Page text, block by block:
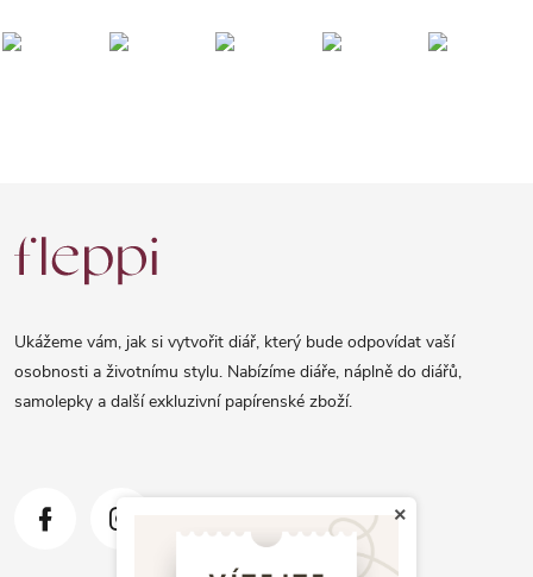
á
Ukážeme vám, jak si vytvořit diář, který bude odpovídat vaší
osobnosti a životnímu stylu. Nabízíme diáře, náplně do diářů,
samolepky a další exkluzivní papírenské zboží.
×